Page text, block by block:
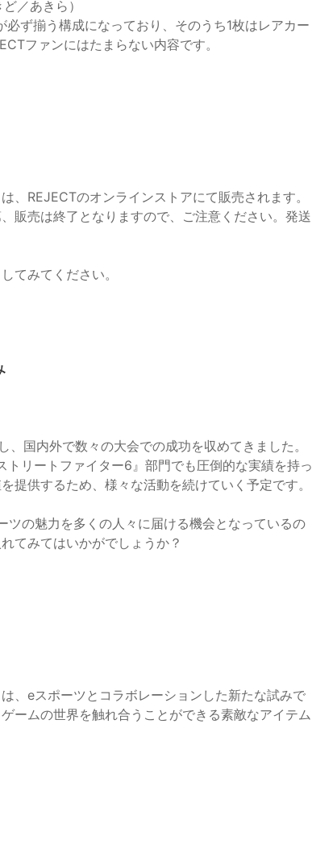
／あきら）
ず揃う構成になっており、そのうち1枚はレアカー
ファンにはたまらない内容です。
、REJECTのオンラインストアにて販売されます。
販売は終了となりますので、ご注意ください。発送
てみてください。
国内外で数々の大会での成功を収めてきました。
リートファイター6』部門でも圧倒的な実績を持っ
提供するため、様々な活動を続けていく予定です。
の魅力を多くの人々に届ける機会となっているの
てみてはいかがでしょうか？
、eスポーツとコラボレーションした新たな試みで
ームの世界を触れ合うことができる素敵なアイテム